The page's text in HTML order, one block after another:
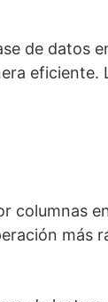
de datos
eficiente.
columnas
más